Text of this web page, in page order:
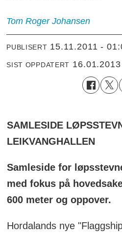
Tom Roger Johansen
PUBLISERT 15.11.2011 -
SIST OPPDATERT
SAMLESIDE
LEIKVANGHALLEN
Samleside for
med fokus på
600 meter og oppover.
Hordalands nye